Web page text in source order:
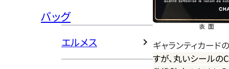
バッグ
エルメス
ギャランティカード
すが、丸いシールの